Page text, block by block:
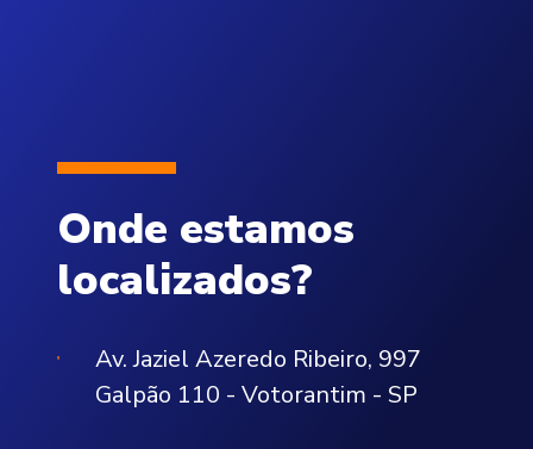
Onde estamos
localizados?
Av. Jaziel Azeredo Ribeiro, 997
Galpão 110 - Votorantim - SP